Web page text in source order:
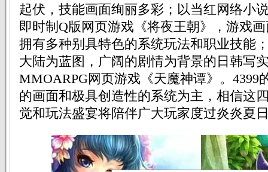
起伏，技能画面绚丽多彩；以当红网络小
即时制Q版网页游戏《将夜王朝》，游戏
拥有多种别具特色的系统玩法和职业技能
大陆为蓝图，广阔的剧情为背景的日韩写
MMOARPG网页游戏《天魔神谭》。4399
的画面和极具创造性的系统为主，相信这
觉和玩法盛宴将陪伴广大玩家度过炎炎夏